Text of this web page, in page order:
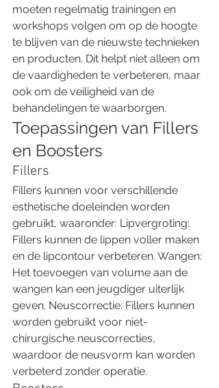
moeten regelmatig trainingen en
workshops volgen om op de hoogte
te blijven van de nieuwste technieken
en producten. Dit helpt niet alleen om
de vaardigheden te verbeteren, maar
ook om de veiligheid van de
behandelingen te waarborgen.
Toepassingen van Fillers
en Boosters
Fillers
Fillers kunnen voor verschillende
esthetische doeleinden worden
gebruikt, waaronder: Lipvergroting:
Fillers kunnen de lippen voller maken
en de lipcontour verbeteren. Wangen:
Het toevoegen van volume aan de
wangen kan een jeugdiger uiterlijk
geven. Neuscorrectie: Fillers kunnen
worden gebruikt voor niet-
chirurgische neuscorrecties,
waardoor de neusvorm kan worden
verbeterd zonder operatie.